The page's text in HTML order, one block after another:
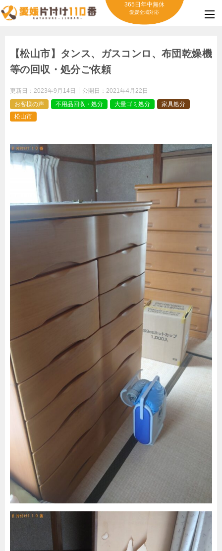
365日年中無休
愛媛全域対応
【松山市】タンス、ガスコンロ、布団乾燥機
等の回収・処分ご依頼
更新日： 2023年9月14日 公開日： 2021年4月22日
お客様の声
不用品回収・処分 大量ゴミ処分
家具処分
松山市